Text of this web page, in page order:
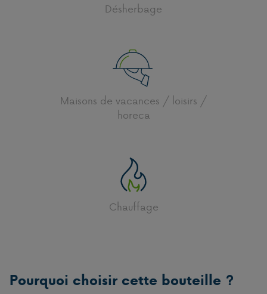
Désherbage
Maisons de vacances / loisirs /
horeca
Chauffage
Pourquoi choisir cette bouteille ?